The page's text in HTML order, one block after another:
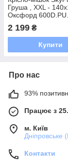
Груша , XXL -
Оксфорд
2 199 ₴
Купити
Про нас
93%
Працює з
м. Київ
Дніпровське
Контакти